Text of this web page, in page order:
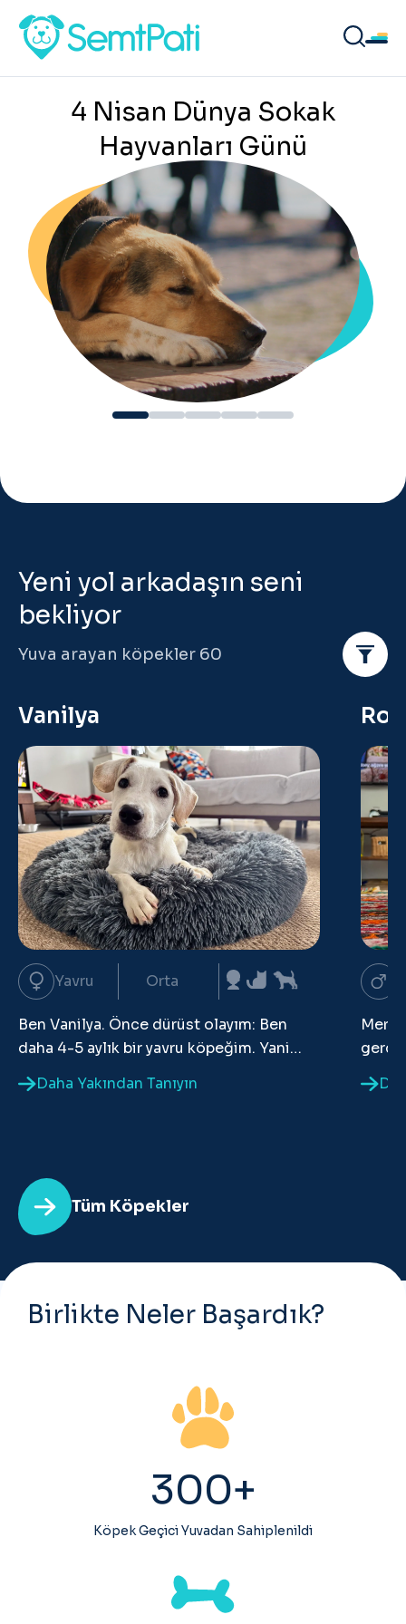
4 Nisan Dünya Sokak
Hayvanları Günü
Yeni yol arkadaşın seni
bekliyor
Yuva arayan köpekler 60
Vanilya
Yavru Orta
Ben Vanilya. Önce dürüst olayım: Ben
daha 4-5 aylık bir yavru köpeğim. Yani
her şeyi merak etmeyi çok seviyorum.
kedilerle arkadaş olmaya çalışıyorum.
Daha Yakından Tanıyın
Tüm Köpekler
Birlikte Neler Başardık?
300+
Köpek Geçici Yuvadan Sahiplenildi